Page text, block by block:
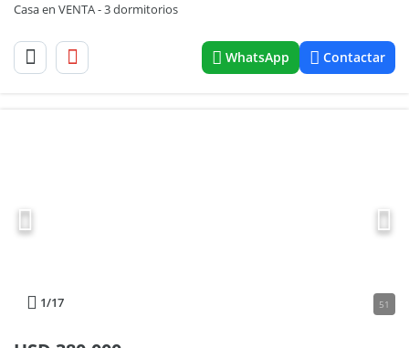
Casa en VENTA - 3 dormitorios
WhatsApp Contactar
1/17 51